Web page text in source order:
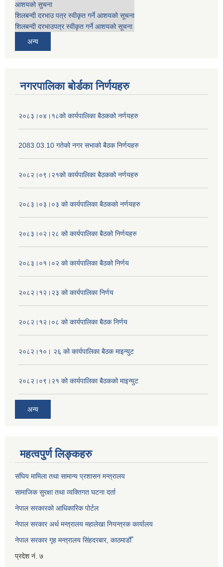
आशयको सुचना
शिलबन्दी दरभाउ पत्र स्वीकृत गर्ने आशयको सूचना
शिलबन्दी दरभाउपत्र स्वीकृत गर्ने आशयको सूचना
अन्य
नगरपालिका बोर्डका निर्णयहरु
२०८३।०४।१८को कार्यपालिका बैठकको नर्णयहरु
2083.03.10 गतेको नगर सभाको बैठक निर्णयहरु
२०८२।०९।२१को कार्यपालिका बैठकको नर्णयहरु
२०८३।०३।०३ को कार्यपालिका बैठकको नर्णयहरु
२०८३।०२।२८ को कार्यपालिका बैठको निर्णयहरु
२०८३।०१।०२ को कार्यपालिका बैठको निर्णय
२०८२।१२।२३ को कार्यपालिका निर्णय
२०८२।१२।०८ को कार्यपालिका बैठक निर्णय
२०८२।१०। २६ को कार्यपालिका बैठक माइन्युट
२०८२।०९।२१ को कार्यपालिका बैठकको माइन्युट
अन्य
महत्वपुर्ण लिङ्कहरु
संघिय मामिला तथा सामान्य प्रशासन मन्त्रालय
सामाजिक सुरक्षा तथा व्यक्तिगत घटना दर्ता
नेपाल सरकारको आधिकारिक पोर्टल
नेपाल सरकार अर्थ मन्त्रालय महालेखा नियन्त्रक कार्यालय
नेपाल सरकार गृह मन्त्रालय सिंहदरबार, काठमाडौँ
प्रदेश नं. ७